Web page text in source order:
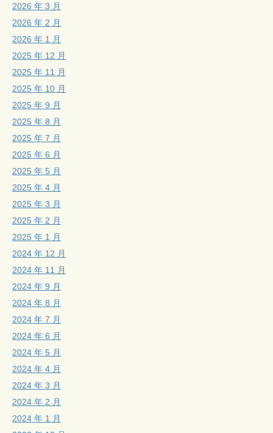
2026 年 3 月
2026 年 2 月
2026 年 1 月
2025 年 12 月
2025 年 11 月
2025 年 10 月
2025 年 9 月
2025 年 8 月
2025 年 7 月
2025 年 6 月
2025 年 5 月
2025 年 4 月
2025 年 3 月
2025 年 2 月
2025 年 1 月
2024 年 12 月
2024 年 11 月
2024 年 9 月
2024 年 8 月
2024 年 7 月
2024 年 6 月
2024 年 5 月
2024 年 4 月
2024 年 3 月
2024 年 2 月
2024 年 1 月